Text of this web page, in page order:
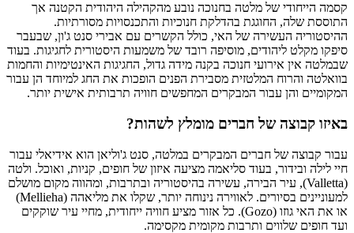
קסמה הייחודי של מלטה בחנוכה נובע מהקהילה היהודית הקטנה אך
התוססת שלה, החוגגת בהדלקת חנוכיות והתכנסויות מסורתיות.
ההיסטוריה העשירה של האי, כולל הקשרים עם אבירי סנט ג'ון, שבעבר
סיפקו מקלט ליהודים, מוסיפה רובד של משמעות היסטורית לחגיגות. בעוד
שבמלטה אין אירועי חנוכה בקנה מידה גדול, החגיגות האינטימיות והחמות
בוואלטה והרוח המלטזית מסבירת הפנים הופכות את החג למיוחד הן עבור
המקומיים והן עבור המבקרים המחפשים חוויה תרבותית אישית יותר.
באיזו קבוצה של חברים מומלץ לשהות?
עבור קבוצה של חברים המבקרים במלטה, סנט ג'וליאן הוא אידיאלי עבור
חיי לילה ובידור, בעוד סליאמה מציעה איזון של חופים, קניות, ואוכל. ולטה
(Valletta), עיר הבירה, עשירה בהיסטוריה ובתרבות, ומהווה מקום מושלם
למעוניינים בסיורים. לאווירה נינוחה יותר, שקלו את מליאהה (Mellieha)
או את האי גוזו (Gozo). כל אזור מציע חוויה ייחודית, מחיי עיר שוקקים
ועד חופים שלווים ותרבות מקומית מקסימה.